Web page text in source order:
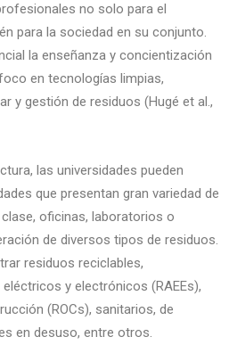
no solo para el
para la sociedad en su conjunto.
la enseñanza y concientización
en tecnologías limpias,
y gestión de residuos (Hugé et al.,
las universidades pueden
que presentan gran variedad de
oficinas, laboratorios o
de diversos tipos de residuos.
residuos reciclables,
y electrónicos (RAEEs),
(ROCs), sanitarios, de
en desuso, entre otros.